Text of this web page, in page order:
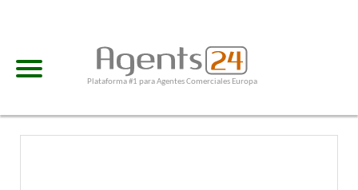
Plataforma #1 para Agentes Comerciales Europa